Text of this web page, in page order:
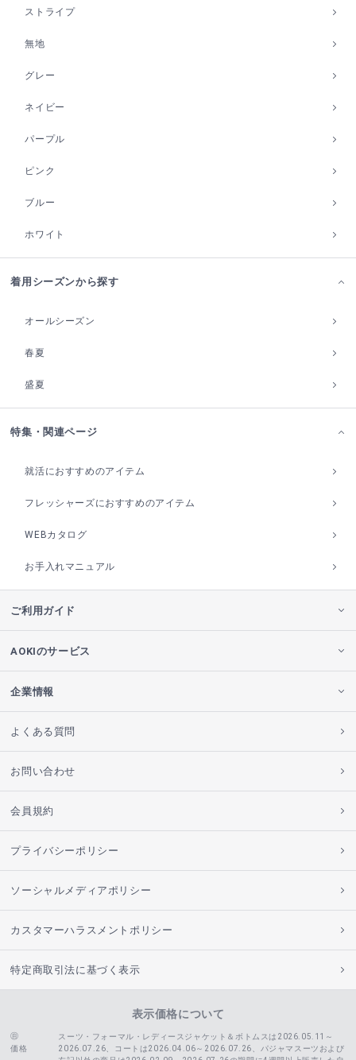
ストライプ
無地
グレー
ネイビー
パープル
ピンク
ブルー
ホワイト
着用シーズンから探す
オールシーズン
春夏
盛夏
特集・関連ページ
就活におすすめのアイテム
フレッシャーズにおすすめのアイテム
WEBカタログ
お手入れマニュアル
ご利用ガイド
AOKIのサービス
企業情報
よくある質問
お問い合わせ
会員規約
プライバシーポリシー
ソーシャルメディアポリシー
カスタマーハラスメントポリシー
特定商取引法に基づく表示
表示価格について
価格
スーツ・フォーマル・レディースジャケット＆ボトムスは2026.05.11～
2026.07.26、コートは2026.04.06～2026.07.26、
パジャマスーツおよび